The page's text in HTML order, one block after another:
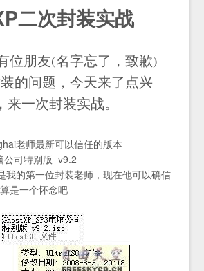
二次封装实战
朋友(名字忘了，致歉)
的问题，今天来了点兴
来一次封装实战。
老师最新可以信任的版本
公司特别版_v9.2
的第一位封装老师，现在他可以确信
是一个怀念吧